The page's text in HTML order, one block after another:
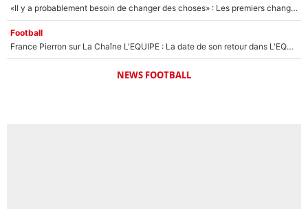
«Il y a probablement besoin de changer des choses» : Les premiers changements de Zinedine Zidane en équipe de France sont révélés ?
Football
France Pierron sur La Chaîne L'EQUIPE : La date de son retour dans L'EQUIPE de Choc est connue... et c'était très attendu
NEWS FOOTBALL